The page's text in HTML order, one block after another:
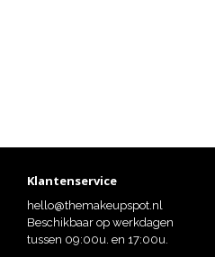
Klantenservice
hello@themakeupspot.nl
Beschikbaar op werkdagen
tussen 09:00u. en 17:00u.